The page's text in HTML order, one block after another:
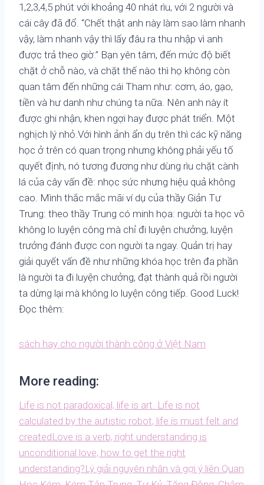
1,2,3,4,5 phút với khoảng 40 nhát rìu, với 2 người và
cái cây đã đổ. “Chết thật anh này làm sao làm nhanh
vậy, làm nhanh vậy thì lấy đâu ra thu nhập vì anh
được trả theo giờ.” Bạn yên tâm, đến mức độ biết
chặt ở chỗ nào, và chặt thế nào thì họ không còn
quan tâm đến những cái Tham như: cơm, áo, gạo,
tiền và hư danh như chúng ta nữa. Nên anh này ít
được ghi nhận, khen ngợi hay được phát triển. Một
nghịch lý nhỏ.Với hình ảnh ẩn dụ trên thì các kỹ năng
học ở trên có quan trọng nhưng không phải yếu tố
quyết định, nó tương đương như dùng rìu chặt cành
lá của cây vấn đề: nhọc sức nhưng hiệu quả không
cao. Mình thắc mắc mãi ví dụ của thầy Giản Tư
Trung: theo thầy Trung có minh họa: người ta học võ
không lo luyện công mà chỉ đi luyện chưởng, luyện
trưởng đánh được con người ta ngay. Quản trị hay
giải quyết vấn đề như những khóa học trên đa phần
là người ta đi luyện chưởng, đạt thành quả rồi người
ta dừng lại mà không lo luyện công tiếp. Good Luck!
Đọc thêm:
sách hay cho người thành công ở Việt Nam
More reading:
Life is not paradoxical, life is art. Life is not
calculated by the autistic robot, life is must felt and
createdLove is a verb, right understanding is
unconditional love, how to get the right
understanding?Lý giải nguyên nhân và gợi ý liên Quan